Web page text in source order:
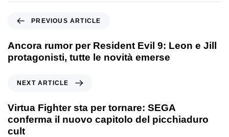
PREVIOUS ARTICLE
Ancora rumor per Resident Evil 9: Leon e Jill
protagonisti, tutte le novità emerse
NEXT ARTICLE
Virtua Fighter sta per tornare: SEGA
conferma il nuovo capitolo del picchiaduro
cult